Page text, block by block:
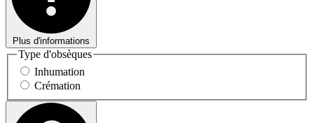
Plus d'informations
Type d'obsèques
Inhumation
Crémation